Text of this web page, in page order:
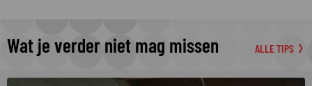
Wat je verder niet mag missen ALLE TIPS